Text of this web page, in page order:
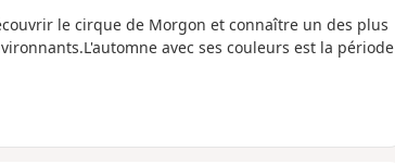
le cirque de Morgon et connaître un des plus
avec ses couleurs est la période